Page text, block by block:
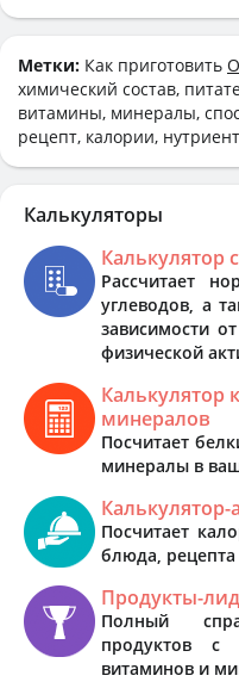
Метки: Как приготовить
химический состав,
витамины, минералы,
рецепт, калории,
Калькуляторы
Калькулятор
Рассчитает
углеводов, а
зависимости
физической
Калькулятор
минералов
Посчитает
минералы в
Калькулятор-
Посчитает
блюда, рецепта
Продукты-
Полный
продуктов с
витаминов и